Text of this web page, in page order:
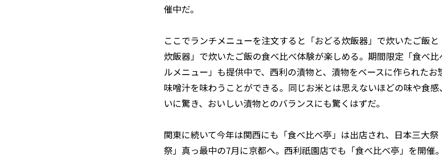
催中だ。
ここでランチメニューを注文すると「おどる炊飯器」で炊いたご飯
炊飯器」で炊いたご飯の食べ比べ体験が楽しめる。期間限定「食べ
ルメニュー」も提供中で、西利の漬物と、漬物をベースに作られたお
味噌汁を味わうことができる。同じお米とは思えないほどの味や食
いに驚き、おいしい漬物とのバランスにも驚くはずだ。
関東に続いて今年は関西にも「食べ比べ亭」は出店され、日本三大祭
祭」真っ最中の7月に京都へ。西利祇園店でも「食べ比べ亭」を開催